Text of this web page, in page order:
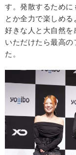
す。発散するため
とか全力で楽しめ
好きな人と大自然を
いただけたら最高
た。